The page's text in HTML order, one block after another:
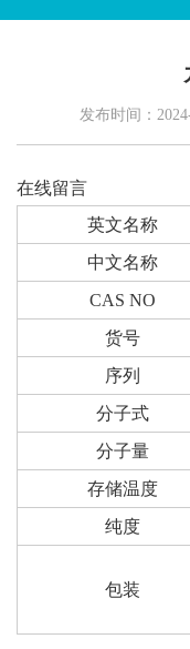
发布时间：
在线留言
英文名称
中文名称
CAS NO
货号
序列
分子式
分子量
存储温度
纯度
包装